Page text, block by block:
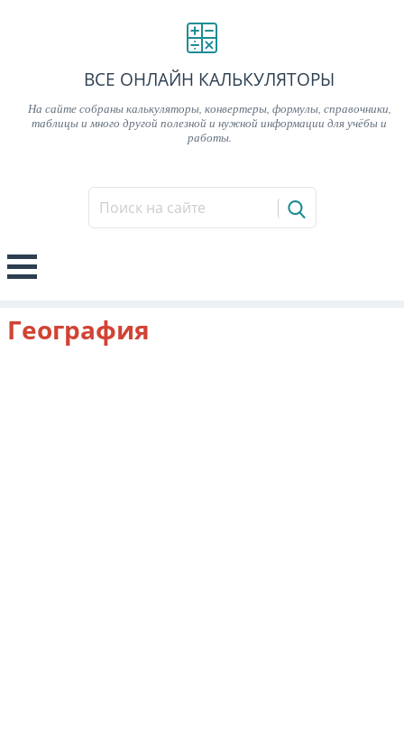
ВСЕ ОНЛАЙН КАЛЬКУЛЯТОРЫ
На сайте собраны калькуляторы, конвертеры, формулы, справочники,
таблицы и много другой полезной и нужной информации для учёбы и
работы.
География